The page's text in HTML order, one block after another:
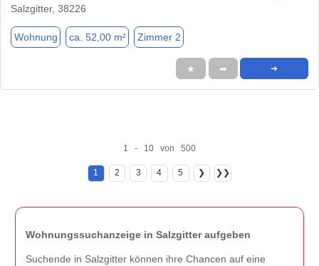
Salzgitter, 38226
Wohnung ca. 52,00 m² Zimmer 2
★ ➦ ➜
1 - 10 von 500
1 2 3 4 5 ❯ ❯❯
Wohnungssuchanzeige in Salzgitter aufgeben
Suchende in Salzgitter können ihre Chancen auf eine